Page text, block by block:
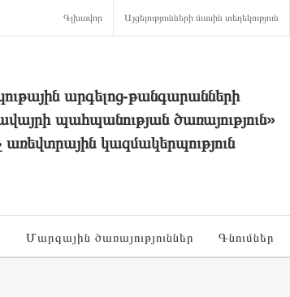
Գլխավոր Այցելությունների մասին տեղեկություն
արգելոց-թանգարանների
պահպանության ծառայություն»
կազմակերպություն
Մարզային ծառայություններ Գնումներ